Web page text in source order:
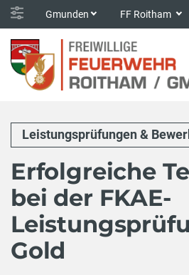
Gmunden FF Roitham
Leistungsprüfungen &
Erfolgreiche
bei der FKAE-
Gold